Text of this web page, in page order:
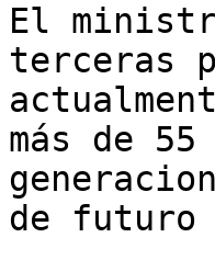
El
terceras
más de
de